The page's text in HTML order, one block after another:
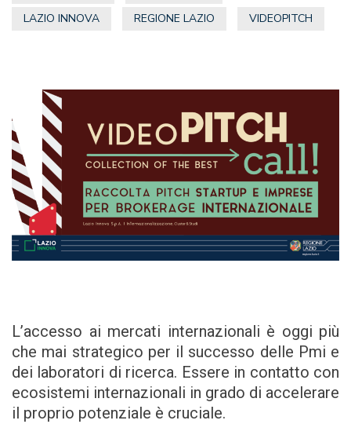
LAZIO INNOVA
REGIONE LAZIO VIDEOPITCH
L’accesso ai mercati internazionali è oggi più
che mai strategico per il successo delle Pmi e
dei laboratori di ricerca. Essere in contatto con
ecosistemi internazionali in grado di accelerare
il proprio potenziale è cruciale.